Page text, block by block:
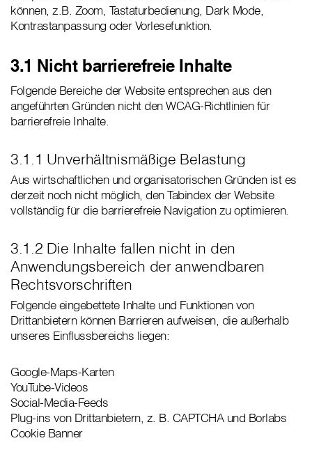
können, z.B. Zoom, Tastaturbedienung, Dark Mode,
Kontrastanpassung oder Vorlesefunktion.
3.1 Nicht barrierefreie Inhalte
Folgende Bereiche der Website entsprechen aus den
angeführten Gründen nicht den WCAG-Richtlinien für
barrierefreie Inhalte.
3.1.1 Unverhältnismäßige Belastung
Aus wirtschaftlichen und organisatorischen Gründen ist es
derzeit noch nicht möglich, den Tabindex der Website
vollständig für die barrierefreie Navigation zu optimieren.
3.1.2 Die Inhalte fallen nicht in den
Anwendungsbereich der anwendbaren
Rechtsvorschriften
Folgende eingebettete Inhalte und Funktionen von
Drittanbietern können Barrieren aufweisen, die außerhalb
unseres Einflussbereichs liegen:
Google-Maps-Karten
YouTube-Videos
Social-Media-Feeds
Plug-ins von Drittanbietern, z. B. CAPTCHA und Borlabs
Cookie Banner